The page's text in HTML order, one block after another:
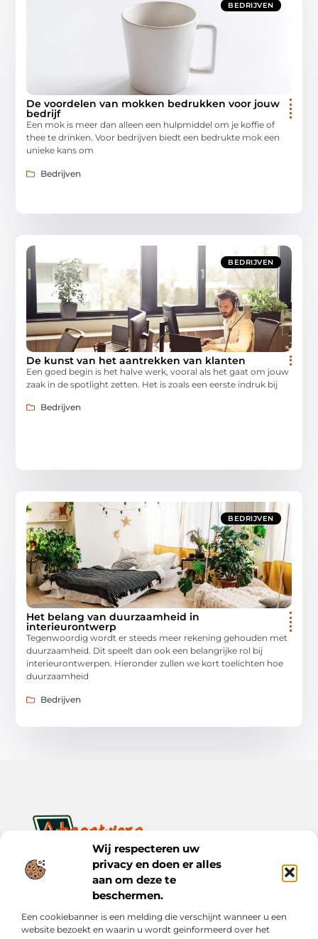
Wij respecteren uw
privacy en doen er alles
aan om deze te
beschermen.
Een cookiebanner is een melding die verschijnt wanneer u een
website bezoekt en waarin u wordt geïnformeerd over het
BEDRIJVEN
De voordelen van mokken bedrukken voor jouw
bedrijf
Een mok is meer dan alleen een hulpmiddel om je koffie of
thee te drinken. Voor bedrijven biedt een bedrukte mok een
unieke kans om
Bedrijven
BEDRIJVEN
De kunst van het aantrekken van klanten
Een goed begin is het halve werk, vooral als het gaat om jouw
zaak in de spotlight zetten. Het is zoals een eerste indruk bij
Bedrijven
BEDRIJVEN
Het belang van duurzaamheid in
interieurontwerp
Tegenwoordig wordt er steeds meer rekening gehouden met
duurzaamheid. Dit speelt dan ook een belangrijke rol bij
interieurontwerpen. Hieronder zullen we kort toelichten hoe
duurzaamheid
Bedrijven
Ontwerp je dagelijks leven met inspiratie en verhalen.
Ontdek praktische tips, creatieve ideeën en waardevolle
inzichten op Bnontwerp.nl.
Bericht categorie